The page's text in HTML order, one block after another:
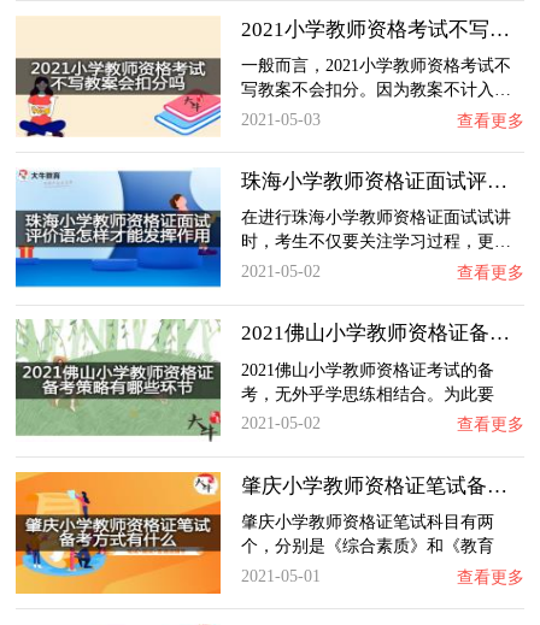
2021小学教师资格考试不写教案会扣分吗？
一般而言，2021小学教师资格考试不
写教案不会扣分。因为教案不计入…
2021-05-03
查看更多
珠海小学教师资格证面试评价语怎样才能发挥作…
在进行珠海小学教师资格证面试试讲
时，考生不仅要关注学习过程，更…
2021-05-02
查看更多
2021佛山小学教师资格证备考策略有哪些环节？…
2021佛山小学教师资格证考试的备
考，无外乎学思练相结合。为此要
想…
2021-05-02 查看更多
肇庆小学教师资格证笔试备考方式有什么？
肇庆小学教师资格证笔试科目有两
个，分别是《综合素质》和《教育
教…
2021-05-01 查看更多